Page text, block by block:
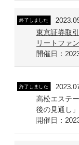
終了しました
東京証券取
リートファ
開催日：
終了しました
高松エステ
後の見通し
開催日：